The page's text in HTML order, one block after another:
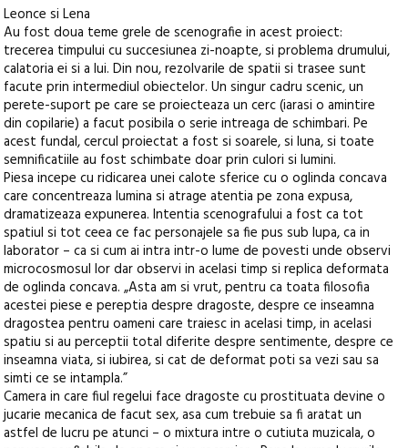
Leonce si Lena
Au fost doua teme grele de scenografie in acest proiect:
trecerea timpului cu succesiunea zi-noapte, si problema drumului,
calatoria ei si a lui. Din nou, rezolvarile de spatii si trasee sunt
facute prin intermediul obiectelor. Un singur cadru scenic, un
perete-suport pe care se proiecteaza un cerc (iarasi o amintire
din copilarie) a facut posibila o serie intreaga de schimbari. Pe
acest fundal, cercul proiectat a fost si soarele, si luna, si toate
semnificatiile au fost schimbate doar prin culori si lumini.
Piesa incepe cu ridicarea unei calote sferice cu o oglinda concava
care concentreaza lumina si atrage atentia pe zona expusa,
dramatizeaza expunerea. Intentia scenografului a fost ca tot
spatiul si tot ceea ce fac personajele sa fie pus sub lupa, ca in
laborator – ca si cum ai intra intr-o lume de povesti unde observi
microcosmosul lor dar observi in acelasi timp si replica deformata
de oglinda concava. „Asta am si vrut, pentru ca toata filosofia
acestei piese e pereptia despre dragoste, despre ce inseamna
dragostea pentru oameni care traiesc in acelasi timp, in acelasi
spatiu si au perceptii total diferite despre sentimente, despre ce
inseamna viata, si iubirea, si cat de deformat poti sa vezi sau sa
simti ce se intampla.”
Camera in care fiul regelui face dragoste cu prostituata devine o
jucarie mecanica de facut sex, asa cum trebuie sa fi aratat un
astfel de lucru pe atunci – o mixtura intre o cutiuta muzicala, o